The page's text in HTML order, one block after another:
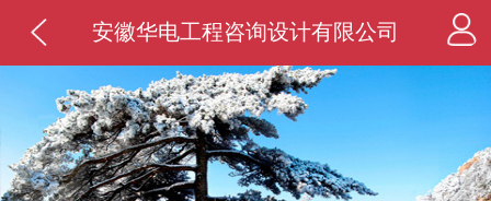
安徽华电工程咨询设计有限公司